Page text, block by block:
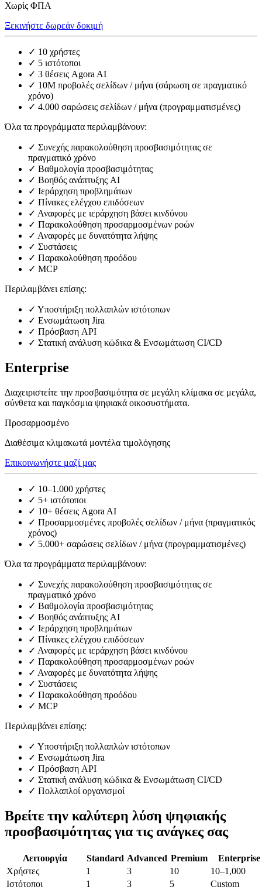
Χωρίς ΦΠΑ
Ξεκινήστε δωρεάν δοκιμή
✓ 10 χρήστες
✓ 5 ιστότοποι
✓ 3 θέσεις Agora AI
✓ 10M προβολές σελίδων / μήνα (σάρωση σε πραγματικό
χρόνο)
✓ 4.000 σαρώσεις σελίδων / μήνα (προγραμματισμένες)
Όλα τα προγράμματα περιλαμβάνουν:
✓ Συνεχής παρακολούθηση προσβασιμότητας σε
πραγματικό χρόνο
✓ Βαθμολογία προσβασιμότητας
✓ Βοηθός ανάπτυξης AI
✓ Ιεράρχηση προβλημάτων
✓ Πίνακες ελέγχου επιδόσεων
✓ Αναφορές με ιεράρχηση βάσει κινδύνου
✓ Παρακολούθηση προσαρμοσμένων ροών
✓ Αναφορές με δυνατότητα λήψης
✓ Συστάσεις
✓ Παρακολούθηση προόδου
✓ MCP
Περιλαμβάνει επίσης:
✓ Υποστήριξη πολλαπλών ιστότοπων
✓ Ενσωμάτωση Jira
✓ Πρόσβαση API
✓ Στατική ανάλυση κώδικα & Ενσωμάτωση CI/CD
Enterprise
Διαχειριστείτε την προσβασιμότητα σε μεγάλη κλίμακα σε μεγάλα,
σύνθετα και παγκόσμια ψηφιακά οικοσυστήματα.
Προσαρμοσμένο
Διαθέσιμα κλιμακωτά μοντέλα τιμολόγησης
Επικοινωνήστε μαζί μας
✓ 10–1.000 χρήστες
✓ 5+ ιστότοποι
✓ 10+ θέσεις Agora AI
✓ Προσαρμοσμένες προβολές σελίδων / μήνα (πραγματικός
χρόνος)
✓ 5.000+ σαρώσεις σελίδων / μήνα (προγραμματισμένες)
Όλα τα προγράμματα περιλαμβάνουν:
✓ Συνεχής παρακολούθηση προσβασιμότητας σε
πραγματικό χρόνο
✓ Βαθμολογία προσβασιμότητας
✓ Βοηθός ανάπτυξης AI
✓ Ιεράρχηση προβλημάτων
✓ Πίνακες ελέγχου επιδόσεων
✓ Αναφορές με ιεράρχηση βάσει κινδύνου
✓ Παρακολούθηση προσαρμοσμένων ροών
✓ Αναφορές με δυνατότητα λήψης
✓ Συστάσεις
✓ Παρακολούθηση προόδου
✓ MCP
Περιλαμβάνει επίσης:
✓ Υποστήριξη πολλαπλών ιστότοπων
✓ Ενσωμάτωση Jira
✓ Πρόσβαση API
✓ Στατική ανάλυση κώδικα & Ενσωμάτωση CI/CD
✓ Πολλαπλοί οργανισμοί
Βρείτε την καλύτερη λύση ψηφιακής
προσβασιμότητας για τις ανάγκες σας
Λειτουργία Standard Advanced Premium
Enterprise
Χρήστες
1 3 10
10–1,000
Ιστότοποι
1 3 5 Custom